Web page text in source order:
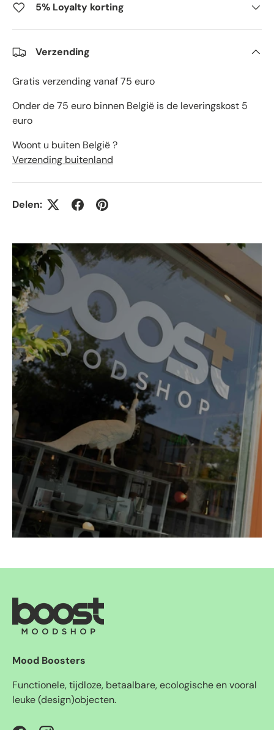
5% Loyalty korting
Verzending
Gratis verzending vanaf 75 euro
Onder de 75 euro binnen België is de leveringskost 5
euro
Woont u buiten België ?
Verzending buitenland
Delen:
Mood Boosters
Functionele, tijdloze, betaalbare, ecologische en vooral
leuke (design)objecten.